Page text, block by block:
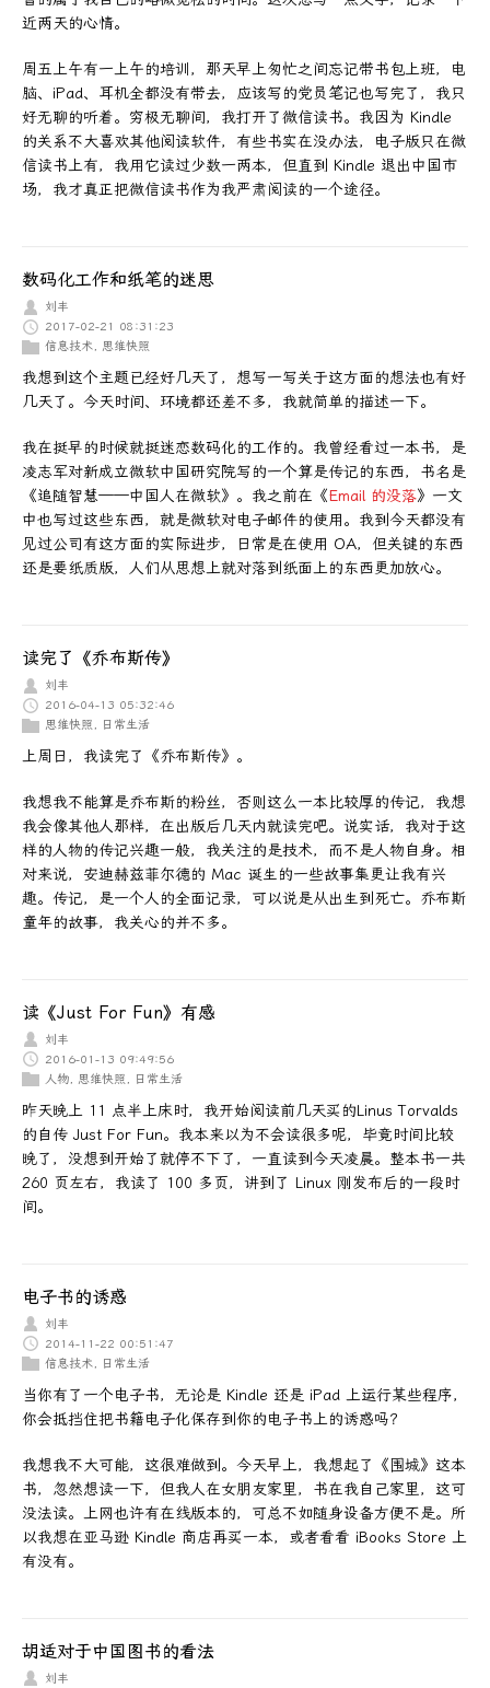
近两天的心情。
周五上午有一上午的培训，那天早上匆忙之间忘记带书包上班，电
脑、iPad、耳机全都没有带去，应该写的党员笔记也写完了，我只
好无聊的听着。穷极无聊间，我打开了微信读书。我因为 Kindle
的关系不大喜欢其他阅读软件，有些书实在没办法，电子版只在微
信读书上有，我用它读过少数一两本，但直到 Kindle 退出中国市
场，我才真正把微信读书作为我严肃阅读的一个途径。
数码化工作和纸笔的迷思
刘丰
2017-02-21 08:31:23
信息技术, 思维快照
我想到这个主题已经好几天了，想写一写关于这方面的想法也有好
几天了。今天时间、环境都还差不多，我就简单的描述一下。
我在挺早的时候就挺迷恋数码化的工作的。我曾经看过一本书，是
凌志军对新成立微软中国研究院写的一个算是传记的东西，书名是
《追随智慧——中国人在微软》。我之前在《Email 的没落》一文
中也写过这些东西，就是微软对电子邮件的使用。我到今天都没有
见过公司有这方面的实际进步，日常是在使用 OA，但关键的东西
还是要纸质版，人们从思想上就对落到纸面上的东西更加放心。
读完了《乔布斯传》
刘丰
2016-04-13 05:32:46
思维快照 , 日常生活
上周日，我读完了《乔布斯传》。
我想我不能算是乔布斯的粉丝，否则这么一本比较厚的传记，我想
我会像其他人那样，在出版后几天内就读完吧。说实话，我对于这
样的人物的传记兴趣一般，我关注的是技术，而不是人物自身。相
对来说，安迪赫兹菲尔德的 Mac 诞生的一些故事集更让我有兴
趣。传记，是一个人的全面记录，可以说是从出生到死亡。乔布斯
童年的故事，我关心的并不多。
读《Just For Fun》有感
刘丰
2016-01-13 09:49:56
人物, 思维快照 , 日常生活
昨天晚上 11 点半上床时，我开始阅读前几天买的Linus Torvalds
的自传 Just For Fun。我本来以为不会读很多呢，毕竟时间比较
晚了，没想到开始了就停不下了，一直读到今天凌晨。整本书一共
260 页左右，我读了 100 多页，讲到了 Linux 刚发布后的一段时
间。
电子书的诱惑
刘丰
2014-11-22 00:51:47
信息技术
日常生活
当你有了一个电子书，无论是 Kindle 还是 iPad 上运行某些程序，
你会抵挡住把书籍电子化保存到你的电子书上的诱惑吗？
我想我不大可能，这很难做到。今天早上，我想起了《围城》这本
书，忽然想读一下，但我人在女朋友家里，书在我自己家里，这可
没法读。上网也许有在线版本的，可总不如随身设备方便不是。所
以我想在亚马逊 Kindle 商店再买一本，或者看看 iBooks Store 上
有没有。
胡适对于中国图书的看法
刘丰